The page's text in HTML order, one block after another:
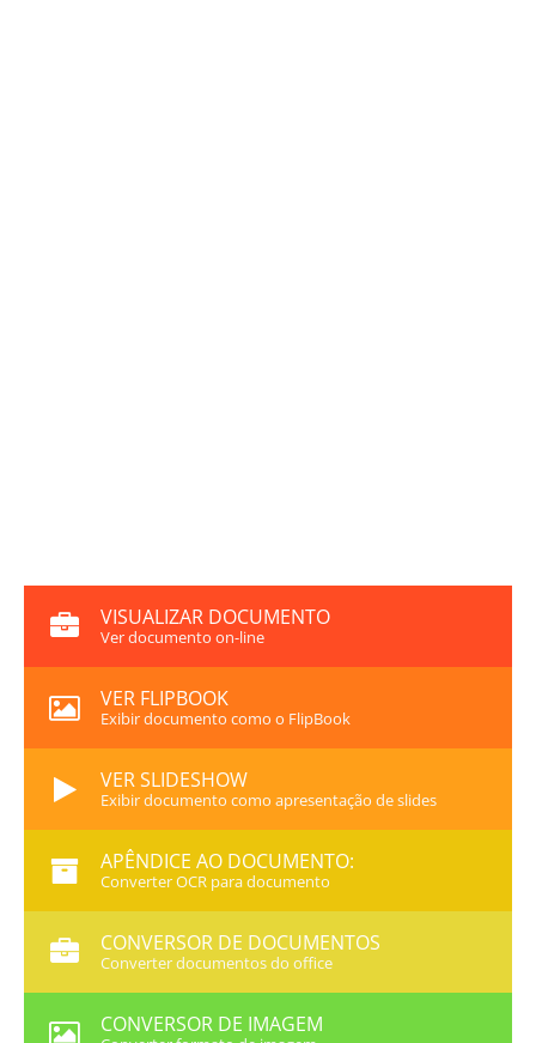
VISUALIZAR DOCUMENTO
Ver documento on-line
VER FLIPBOOK
Exibir documento como o FlipBook
VER SLIDESHOW
Exibir documento como apresentação de slides
APÊNDICE AO DOCUMENTO:
Converter OCR para documento
CONVERSOR DE DOCUMENTOS
Converter documentos do office
CONVERSOR DE IMAGEM